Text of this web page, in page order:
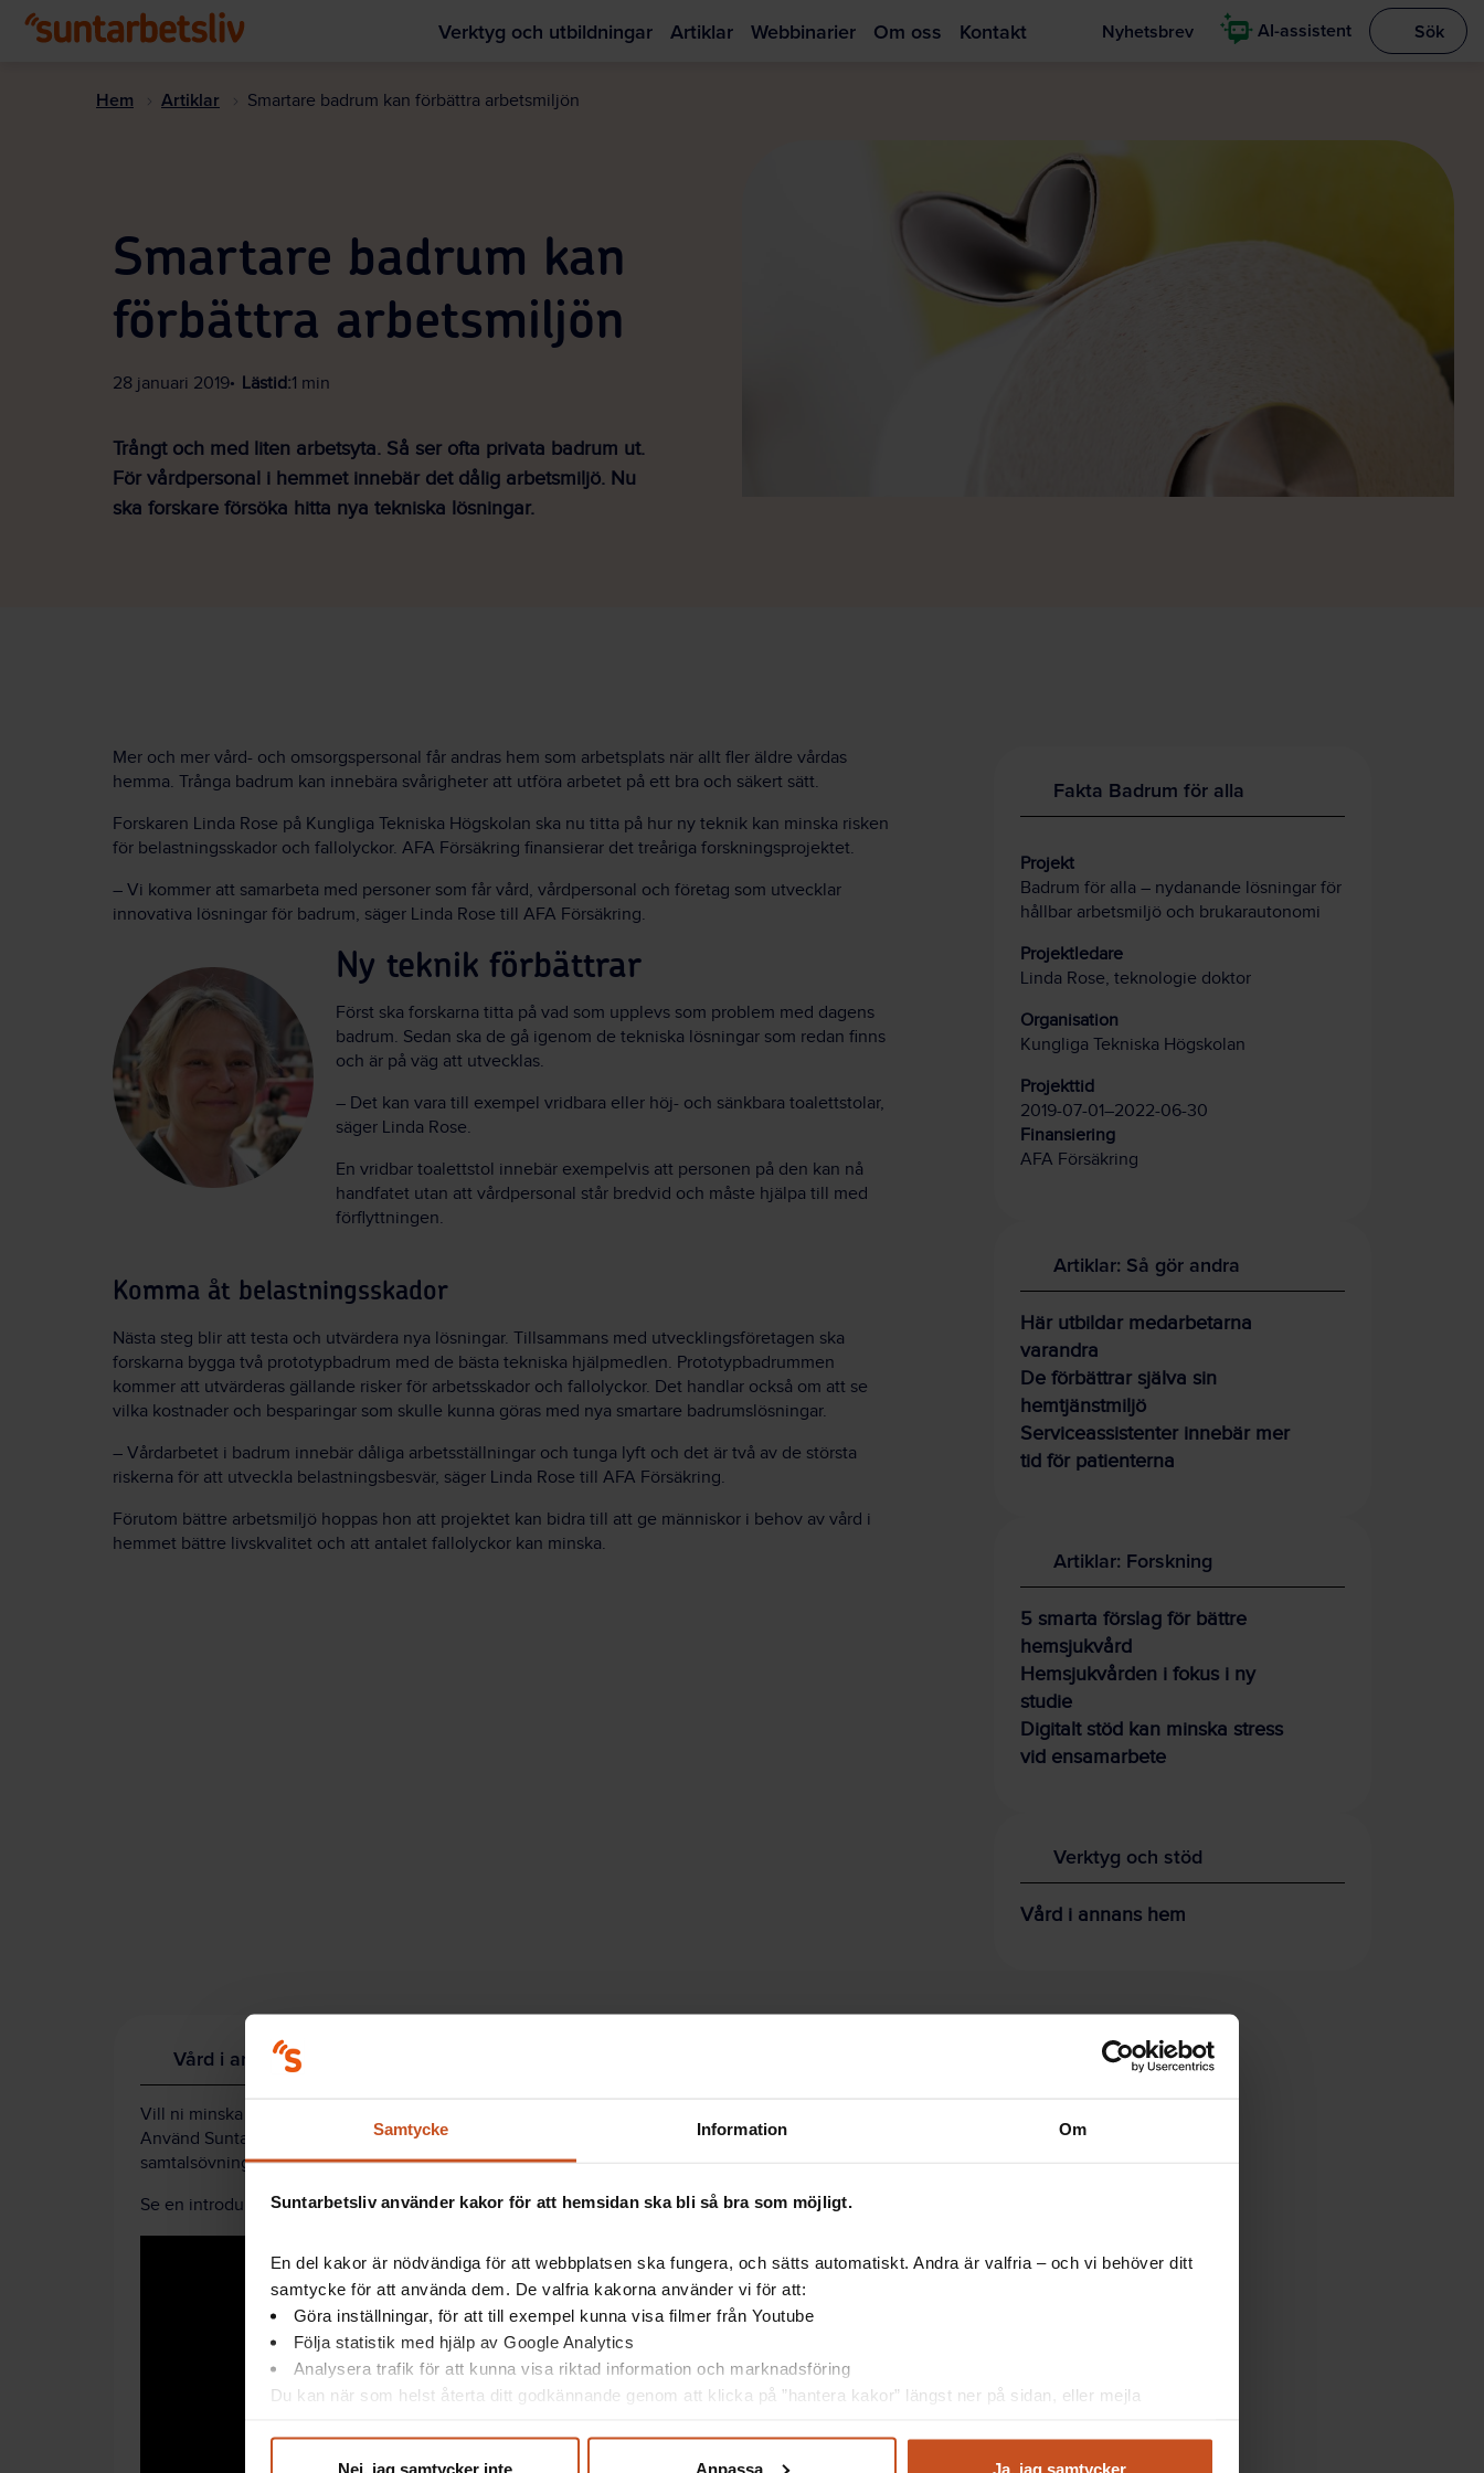
Samtycke Information Om
Suntarbetsliv använder kakor för att hemsidan ska bli så bra som möjligt.
En del kakor är nödvändiga för att webbplatsen ska fungera, och sätts automatiskt. Andra är valfria – och vi behöver ditt
samtycke för att använda dem. De valfria kakorna använder vi för att:
Göra inställningar, för att till exempel kunna visa filmer från Youtube
Följa statistik med hjälp av Google Analytics
Analysera trafik för att kunna visa riktad information och marknadsföring
Du kan när som helst återta ditt godkännande genom att klicka på ”hantera kakor” längst ner på sidan, eller mejla
Nej, jag samtycker inte Anpassa Ja, jag samtycker
Verktyg och utbildningar Artiklar Webbinarier Om oss Kontakt Nyhetsbrev AI-assistent Visa
Sök
Hem Artiklar Smartare badrum kan förbättra arbetsmiljön
Smartare badrum kan
förbättra arbetsmiljön
28 januari 2019 Lästid:1 min
Trångt och med liten arbetsyta. Så ser ofta privata badrum ut.
För vårdpersonal i hemmet innebär det dålig arbetsmiljö. Nu
ska forskare försöka hitta nya tekniska lösningar.
Mer och mer vård- och omsorgspersonal får andras hem som arbetsplats när allt fler äldre vårdas
hemma. Trånga badrum kan innebära svårigheter att utföra arbetet på ett bra och säkert sätt.
Forskaren Linda Rose på Kungliga Tekniska Högskolan ska nu titta på hur ny teknik kan minska risken
för belastningsskador och fallolyckor. AFA Försäkring finansierar det treåriga forskningsprojektet.
– Vi kommer att samarbeta med personer som får vård, vårdpersonal och företag som utvecklar
innovativa lösningar för badrum, säger Linda Rose till AFA Försäkring.
Ny teknik förbättrar
Först ska forskarna titta på vad som upplevs som problem med dagens
badrum. Sedan ska de gå igenom de tekniska lösningar som redan finns
och är på väg att utvecklas.
– Det kan vara till exempel vridbara eller höj- och sänkbara toalettstolar,
säger Linda Rose.
En vridbar toalettstol innebär exempelvis att personen på den kan nå
handfatet utan att vårdpersonal står bredvid och måste hjälpa till med
förflyttningen.
Komma åt belastningsskador
Nästa steg blir att testa och utvärdera nya lösningar. Tillsammans med utvecklingsföretagen ska
forskarna bygga två prototypbadrum med de bästa tekniska hjälpmedlen. Prototypbadrummen
kommer att utvärderas gällande risker för arbetsskador och fallolyckor. Det handlar också om att se
vilka kostnader och besparingar som skulle kunna göras med nya smartare badrumslösningar.
– Vårdarbetet i badrum innebär dåliga arbetsställningar och tunga lyft och det är två av de största
riskerna för att utveckla belastningsbesvär, säger Linda Rose till AFA Försäkring.
Förutom bättre arbetsmiljö hoppas hon att projektet kan bidra till att ge människor i behov av vård i
hemmet bättre livskvalitet och att antalet fallolyckor kan minska.
Fakta Badrum för alla
Projekt
Badrum för alla – nydanande lösningar för
hållbar arbetsmiljö och brukarautonomi
Projektledare
Linda Rose, teknologie doktor
Organisation
Kungliga Tekniska Högskolan
Projekttid
2019-07-01–2022-06-30
Finansiering
AFA Försäkring
Artiklar: Så gör andra
Här utbildar medarbetarna
varandra
De förbättrar själva sin
hemtjänstmiljö
Serviceassistenter innebär mer
tid för patienterna
Artiklar: Forskning
5 smarta förslag för bättre
hemsjukvård
Hemsjukvården i fokus i ny
studie
Digitalt stöd kan minska stress
vid ensamarbete
Verktyg och stöd
Vård i annans hem
Vård i annans hem – utveckla arbetsmiljön
Vill ni minska arbetsskadorna inom hemtjänst och hemsjukvård?
Använd Suntarbetslivs kostnadsfria verktyg
samtalsövningar som kan göras på exempelvis arbetsplatsträffar.
Se en introduktion till verktyget: